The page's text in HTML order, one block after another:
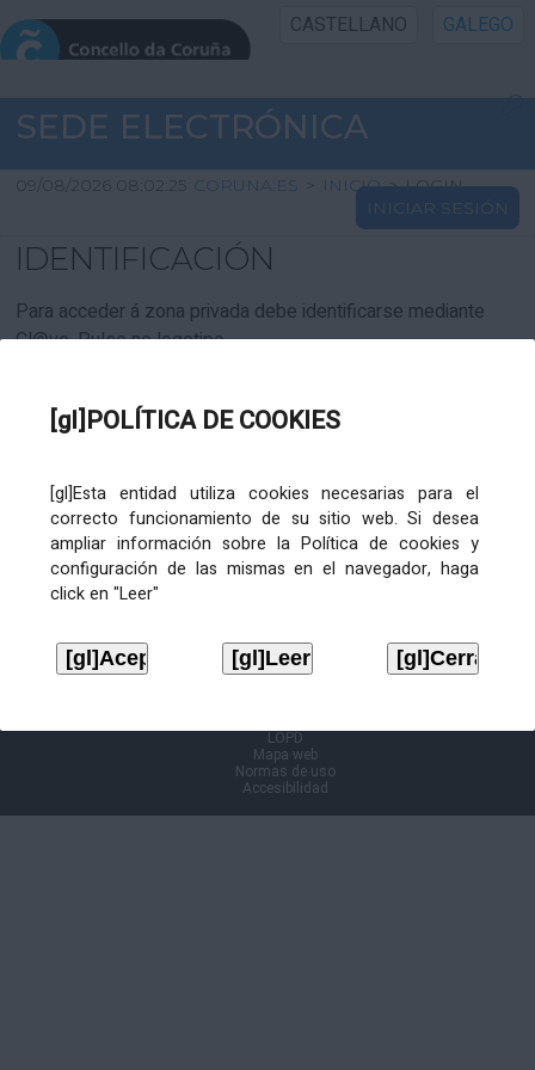
[gl]POLÍTICA DE COOKIES
[gl]Esta entidad utiliza cookies necesarias para el
correcto funcionamiento de su sitio web. Si desea
ampliar información sobre la Política de cookies y
configuración de las mismas en el navegador, haga
click en "Leer"
CASTELLANO GALEGO
INICIO SEDE
INICIO
INFORMACIÓN PÚBLICA
CARTAFOL CIDADÁN
SEDE ELECTRÓNICA
09/08/2026 08:02:25 CORUNA.ES > INICIO > LOGIN
INICIAR SESIÓN
IDENTIFICACIÓN
Para acceder á zona privada debe identificarse mediante
Cl@ve. Pulse no logotipo
LOPD
Mapa web
Normas de uso
Accesibilidad